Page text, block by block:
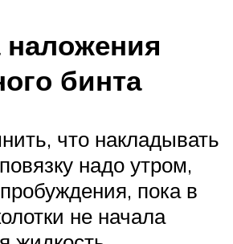
бинта
что накладывать
надо утром,
пока в
не начала